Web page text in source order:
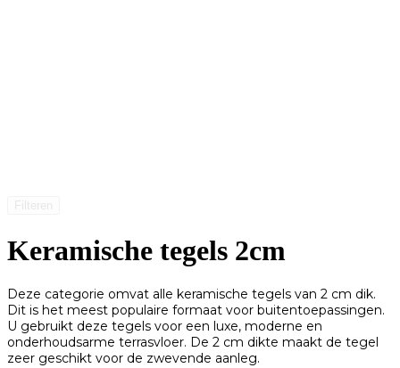
Keramische tegels 2cm
Deze categorie omvat alle keramische tegels van 2 cm dik.
Dit is het meest populaire formaat voor buitentoepassingen.
U gebruikt deze tegels voor een luxe, moderne en
onderhoudsarme terrasvloer. De 2 cm dikte maakt de tegel
zeer geschikt voor de zwevende aanleg.